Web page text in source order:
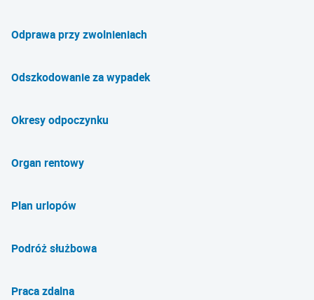
Odprawa przy zwolnieniach
Odszkodowanie za wypadek
Okresy odpoczynku
Organ rentowy
Plan urlopów
Podróż służbowa
Praca zdalna